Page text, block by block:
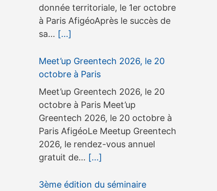
donnée territoriale, le 1er octobre
à Paris AfigéoAprès le succès de
sa… [...]
Meet’up Greentech 2026, le 20
octobre à Paris
Meet’up Greentech 2026, le 20
octobre à Paris Meet’up
Greentech 2026, le 20 octobre à
Paris AfigéoLe Meetup Greentech
2026, le rendez-vous annuel
gratuit de… [...]
3ème édition du séminaire